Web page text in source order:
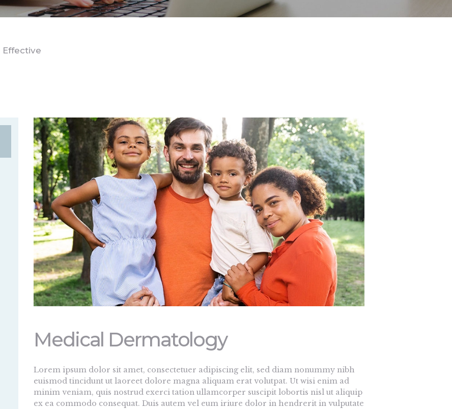
Effective
Medical Dermatology
Lorem ipsum dolor sit amet, consectetuer adipiscing elit, sed diam nonummy nibh
euismod tincidunt ut laoreet dolore magna aliquam erat volutpat. Ut wisi enim ad
minim veniam, quis nostrud exerci tation ullamcorper suscipit lobortis nisl ut aliquip
ex ea commodo consequat. Duis autem vel eum iriure dolor in hendrerit in vulputate